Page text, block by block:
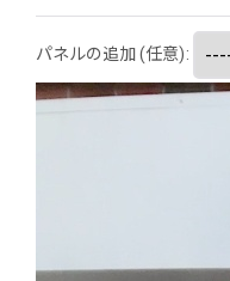
パネルの追加(任意):